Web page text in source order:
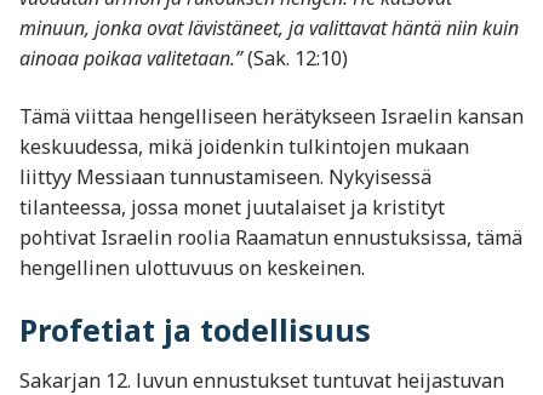
minuun, jonka ovat lävistäneet, ja valittavat häntä niin kuin
ainoaa poikaa valitetaan.”(Sak. 12:10)
Tämä viittaa hengelliseen herätykseen Israelin kansan
keskuudessa, mikä joidenkin tulkintojen mukaan
liittyy Messiaan tunnustamiseen. Nykyisessä
tilanteessa, jossa monet juutalaiset ja kristityt
pohtivat Israelin roolia Raamatun ennustuksissa, tämä
hengellinen ulottuvuus on keskeinen.
Profetiat ja todellisuus
Sakarjan 12. luvun ennustukset tuntuvat heijastuvan